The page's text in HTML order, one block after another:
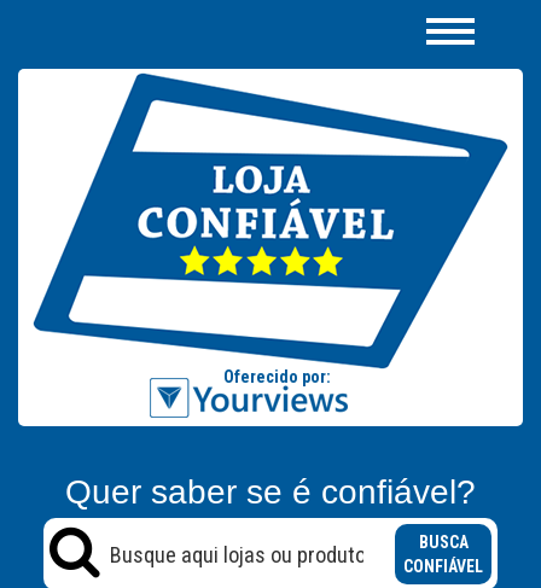
Quer saber se é confiável?
BUSCA
CONFIÁVEL